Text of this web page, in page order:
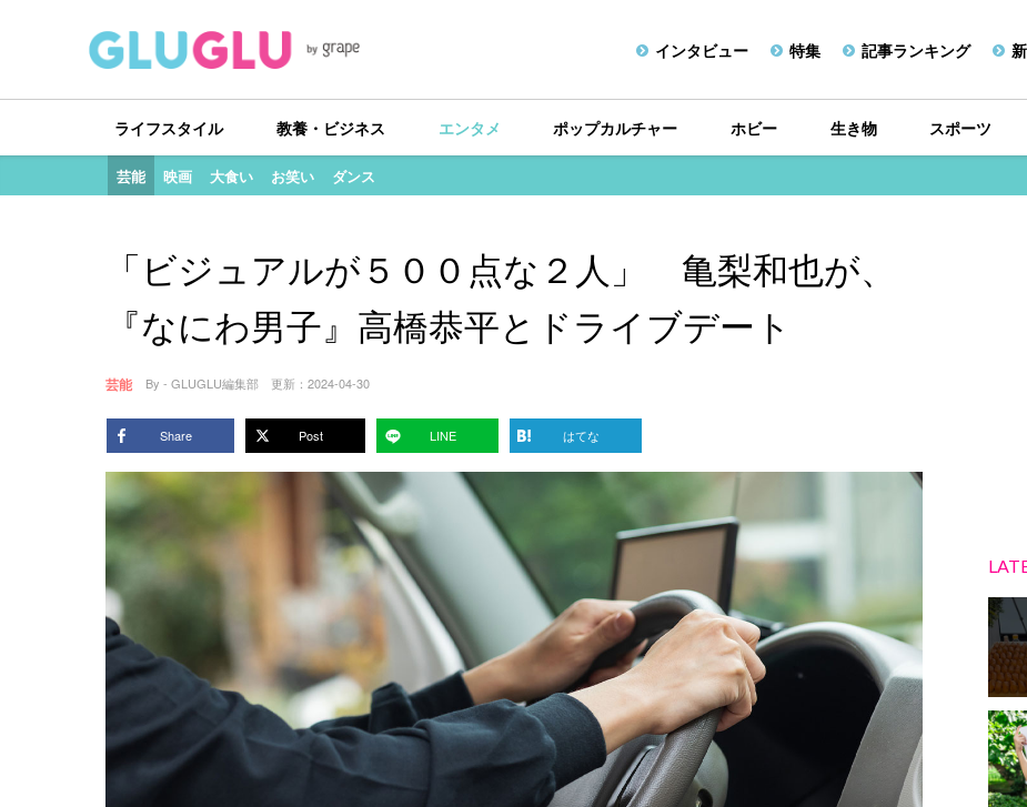
インタビュー 特集 記事ランキング
ライフスタイル 教養・ビジネス エンタメ
芸能 映画 大食い お笑い ダンス
ポップカルチャー ホビー 生き物 スポーツ
「ビジュアルが５００点な２人」 亀梨和也が、
『なにわ男子』高橋恭平とドライブデート
芸能 By - GLUGLU編集部 更新： 2024-04-30
Share Post LINE はてな